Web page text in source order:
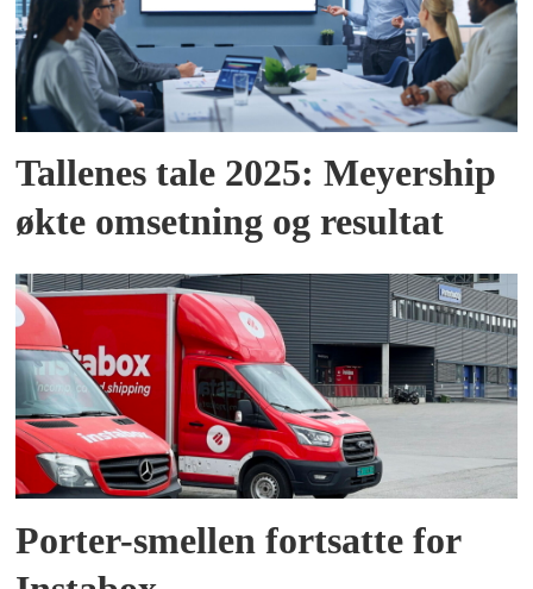
Tallenes tale 2025: Meyership
økte omsetning og resultat
Porter-smellen fortsatte for